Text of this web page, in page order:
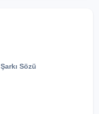
Şarkı Sözü